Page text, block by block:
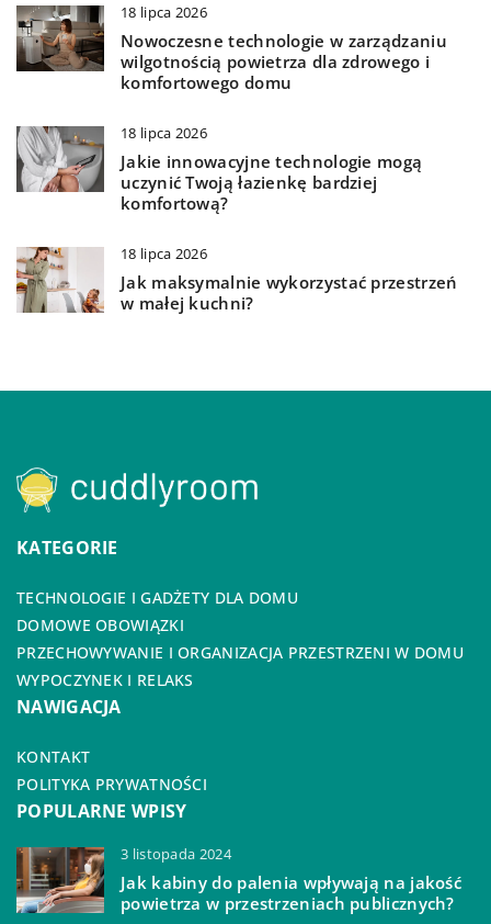
18 lipca 2026
Nowoczesne technologie w zarządzaniu
wilgotnością powietrza dla zdrowego i
komfortowego domu
18 lipca 2026
Jakie innowacyjne technologie mogą
uczynić Twoją łazienkę bardziej
komfortową?
18 lipca 2026
Jak maksymalnie wykorzystać przestrzeń
w małej kuchni?
KATEGORIE
TECHNOLOGIE I GADŻETY DLA DOMU
DOMOWE OBOWIĄZKI
PRZECHOWYWANIE I ORGANIZACJA PRZESTRZENI W DOMU
WYPOCZYNEK I RELAKS
NAWIGACJA
KONTAKT
POLITYKA PRYWATNOŚCI
POPULARNE WPISY
3 listopada 2024
Jak kabiny do palenia wpływają na jakość
powietrza w przestrzeniach publicznych?